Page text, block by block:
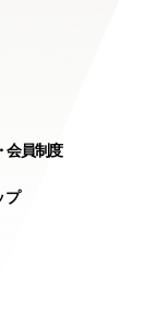
会員制度
プ